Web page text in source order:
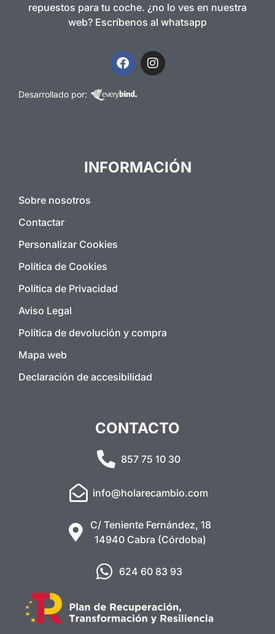
repuestos para tu coche. ¿no lo ves en nuestra
web? Escríbenos al whatsapp
Desarrollado por:
INFORMACIÓN
Sobre nosotros
Contactar
Personalizar Cookies
Política de Cookies
Política de Privacidad
Aviso Legal
Política de devolución y compra
Mapa web
Declaración de accesibilidad
CONTACTO
857 75 10 30
info@holarecambio.com
C/ Teniente Fernández, 18
14940 Cabra (Córdoba)
624 60 83 93